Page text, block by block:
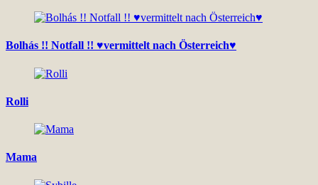
Bolhás !! Notfall !! ♥vermittelt nach Österreich♥
Rolli
Mama